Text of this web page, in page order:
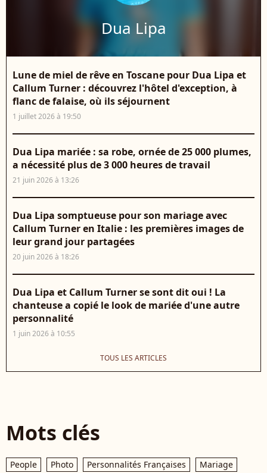
Dua Lipa
Lune de miel de rêve en Toscane pour Dua Lipa et
Callum Turner : découvrez l'hôtel d'exception, à
flanc de falaise, où ils séjournent
1 juillet 2026 à 19:50
Dua Lipa mariée : sa robe, ornée de 25 000 plumes,
a nécessité plus de 3 000 heures de travail
21 juin 2026 à 13:26
Dua Lipa somptueuse pour son mariage avec
Callum Turner en Italie : les premières images de
leur grand jour partagées
20 juin 2026 à 18:26
Dua Lipa et Callum Turner se sont dit oui ! La
chanteuse a copié le look de mariée d'une autre
personnalité
1 juin 2026 à 10:55
TOUS LES ARTICLES
Mots clés
People Photo Personnalités Françaises
Mariage